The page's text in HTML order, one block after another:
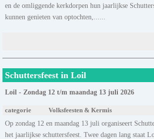
en de omliggende kerkdorpen hun jaarlijkse
kunnen genieten van optochten,......
Schuttersfeest in Loil
Loil - Zondag 12 t/m maandag 13 juli 2026
categorie Volksfeesten & Kermis
Op zondag 12 en maandag 13 juli organiseert
het jaarlijkse schuttersfeest. Twee dagen lang staat